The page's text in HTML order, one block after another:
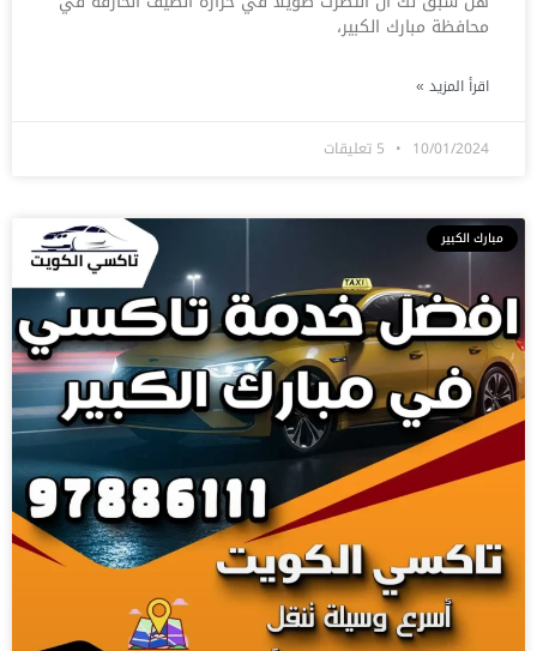
محافظة مبارك الكبير،
اقرأ المزيد »
10/01/2024
مبارك الكبير